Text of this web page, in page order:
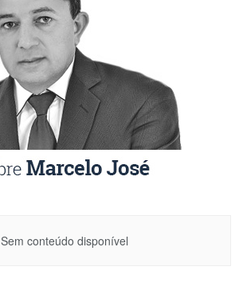
Sem conteúdo disponível